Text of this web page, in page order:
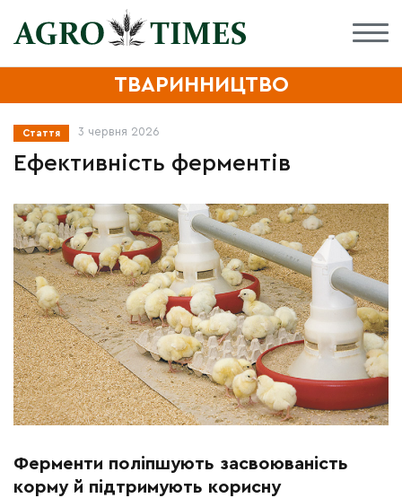
ТВАРИННИЦТВО
Стаття 3 червня 2026
Ефективність ферментів
Ферменти поліпшують засвоюваність
корму й підтримують корисну